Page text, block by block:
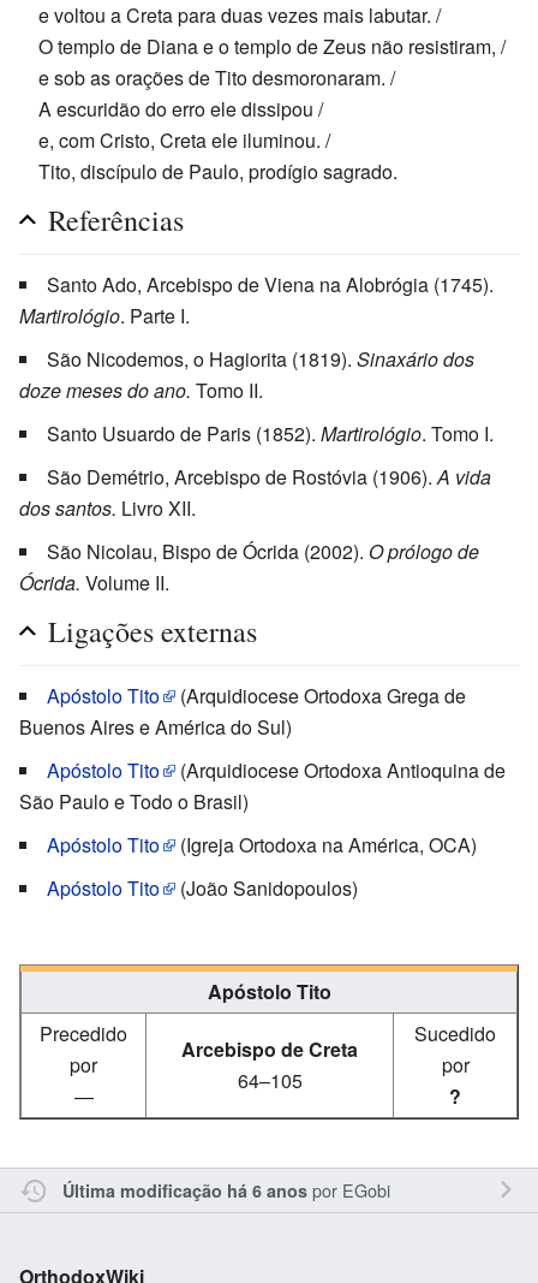
e voltou a Creta para duas vezes mais labutar. /
O templo de Diana e o templo de Zeus não resistiram, /
e sob as orações de Tito desmoronaram. /
A escuridão do erro ele dissipou /
e, com Cristo, Creta ele iluminou. /
Tito, discípulo de Paulo, prodígio sagrado.
Referências
Santo Ado, Arcebispo de Viena na Alobrógia (1745).
Martirológio. Parte I.
São Nicodemos, o Hagiorita (1819). Sinaxário dos
doze meses do ano. Tomo II.
Santo Usuardo de Paris (1852). Martirológio. Tomo I.
São Demétrio, Arcebispo de Rostóvia (1906).A vida
dos santos. Livro XII.
São Nicolau, Bispo de Ócrida (2002). O prólogo de
Ócrida. Volume II.
Ligações externas
Apóstolo Tito
(Arquidiocese Ortodoxa Grega de
Buenos Aires e América do Sul)
Apóstolo Tito
(Arquidiocese Ortodoxa Antioquina de
São Paulo e Todo o Brasil)
Apóstolo Tito
(Igreja Ortodoxa na América, OCA)
Apóstolo Tito
(João Sanidopoulos)
Apóstolo Tito
Precedido
por
—
Arcebispo de Creta
64–105
Sucedido
por
?
Última modificação há 6 anospor EGobi
OrthodoxWiki